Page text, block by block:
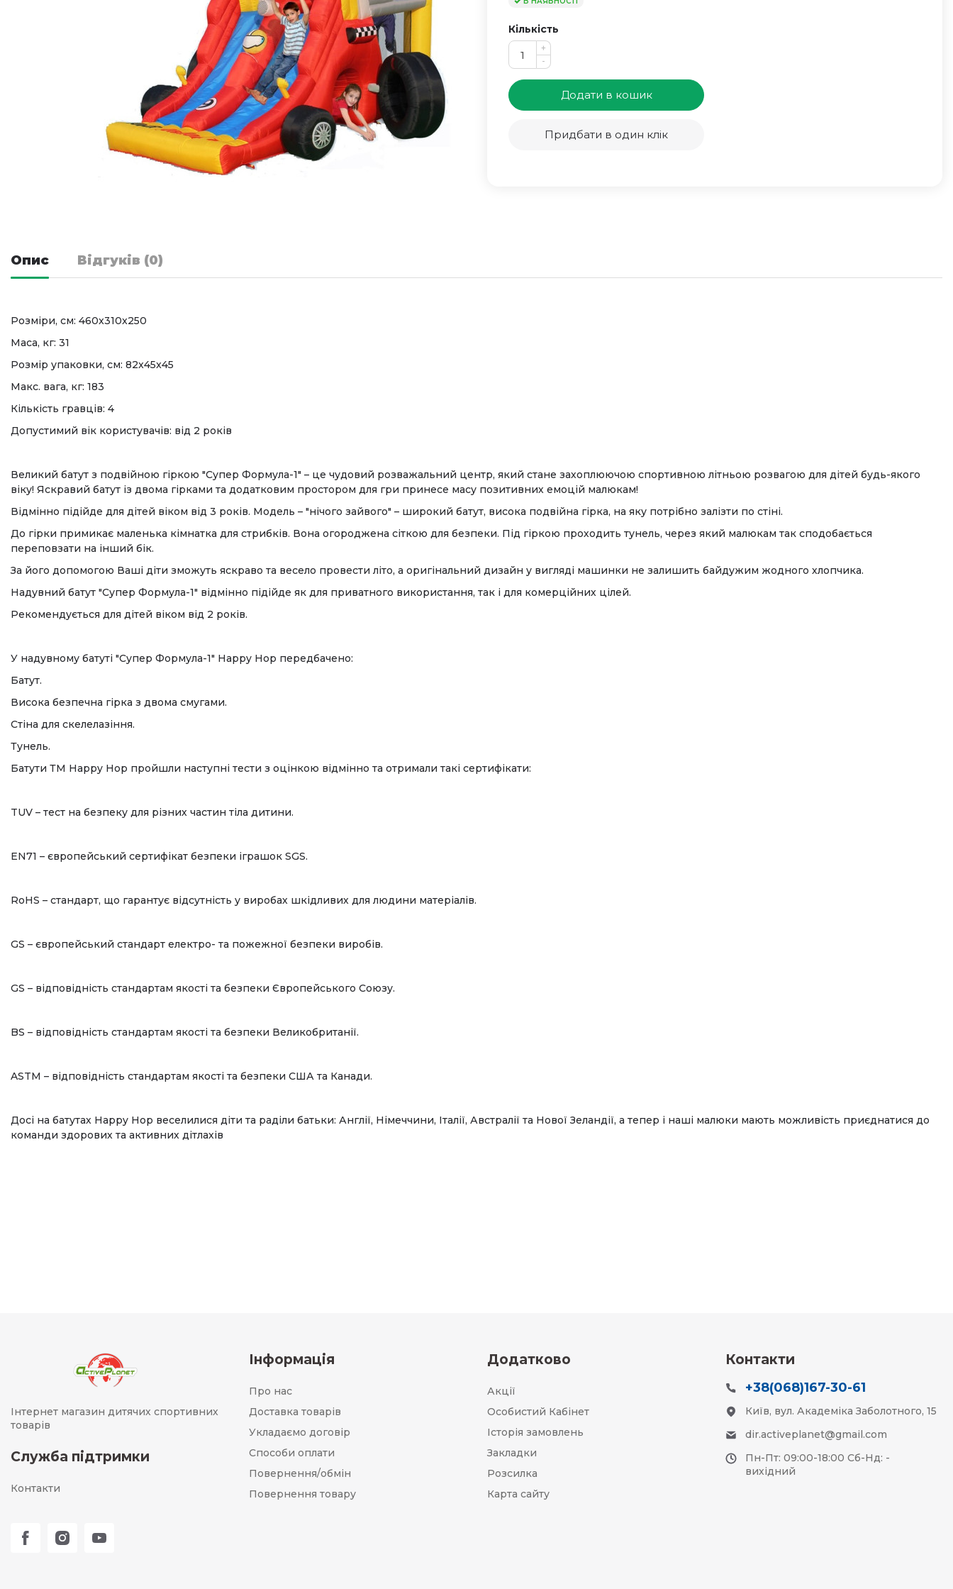
Кількість
+
-
Додати в кошик
Придбати в один клік
Опис Відгуків (0)
Розміри, см: 460x310x250
Маса, кг: 31
Розмір упаковки, см: 82x45x45
Макс. вага, кг: 183
Кількість гравців: 4
Допустимий вік користувачів: від 2 років
Великий батут з подвійною гіркою "Супер Формула-1" – це чудовий розважальний центр, який стане захоплюючою спортивною літньою розвагою для дітей будь-якого
віку! Яскравий батут із двома гірками та додатковим простором для гри принесе масу позитивних емоцій малюкам!
Відмінно підійде для дітей віком від 3 років. Модель – "нічого зайвого" – широкий батут, висока подвійна гірка, на яку потрібно залізти по стіні.
До гірки примикає маленька кімнатка для стрибків. Вона огороджена сіткою для безпеки. Під гіркою проходить тунель, через який малюкам так сподобається
переповзати на інший бік.
За його допомогою Ваші діти зможуть яскраво та весело провести літо, а оригінальний дизайн у вигляді машинки не залишить байдужим жодного хлопчика.
Надувний батут "Супер Формула-1" відмінно підійде як для приватного використання, так і для комерційних цілей.
Рекомендується для дітей віком від 2 років.
У надувному батуті "Супер Формула-1" Happy Hop передбачено:
Батут.
Висока безпечна гірка з двома смугами.
Стіна для скелелазіння.
Тунель.
Батути ТМ Happy Hop пройшли наступні тести з оцінкою відмінно та отримали такі сертифікати:
TUV – тест на безпеку для різних частин тіла дитини.
EN71 – європейський сертифікат безпеки іграшок SGS.
RoHS – стандарт, що гарантує відсутність у виробах шкідливих для людини матеріалів.
GS – європейський стандарт електро- та пожежної безпеки виробів.
GS – відповідність стандартам якості та безпеки Європейського Союзу.
BS – відповідність стандартам якості та безпеки Великобританії.
ASTM – відповідність стандартам якості та безпеки США та Канади.
Досі на батутах Happy Hop веселилися діти та раділи батьки: Англії, Німеччини, Італії, Австралії та Нової Зеландії, а тепер і наші малюки мають можливість приєднатися до
команди здорових та активних дітлахів
Інтернет магазин дитячих спортивних
товарів
Служба підтримки
Контакти
Інформація
Про нас
Доставка товарів
Укладаємо договір
Способи оплати
Повернення/обмін
Повернення товару
Додатково
Акції
Особистий Кабінет
Історія замовлень
Закладки
Розсилка
Карта сайту
Контакти
+38(068)167-30-61
Київ, вул. Академіка Заболотного, 15
dir.activeplanet@gmail.com
Пн-Пт: 09:00-18:00 Сб-Нд: -
вихідний